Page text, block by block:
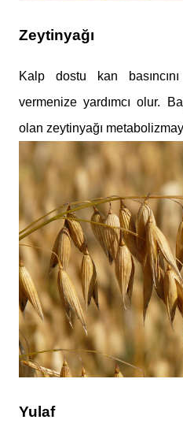
Zeytinyağı
Kalp dostu kan
vermenize yardımcı olur.
olan zeytinyağı
Yulaf